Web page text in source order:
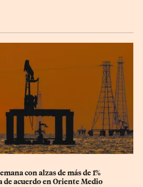
con alzas de más de 1%
acuerdo en Oriente Medio